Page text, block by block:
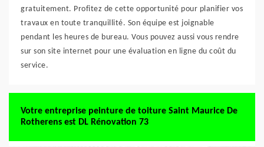
gratuitement. Profitez de cette opportunité pour planifier vos
travaux en toute tranquillité. Son équipe est joignable
pendant les heures de bureau. Vous pouvez aussi vous rendre
sur son site internet pour une évaluation en ligne du coût du
service.
Votre entreprise peinture de toiture Saint Maurice De
Rotherens est DL Rénovation 73